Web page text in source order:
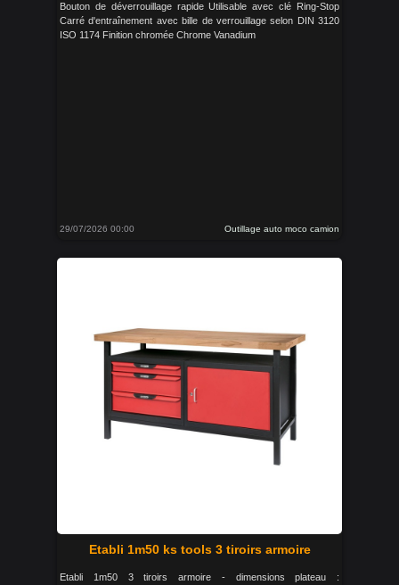
Bouton de déverrouillage rapide Utilisable avec clé Ring-Stop
Carré d'entraînement avec bille de verrouillage selon DIN 3120
ISO 1174 Finition chromée Chrome Vanadium
29/07/2026 00:00 Outillage auto moco camion
Etabli 1m50 ks tools 3 tiroirs armoire
Etabli 1m50 3 tiroirs armoire - dimensions plateau :